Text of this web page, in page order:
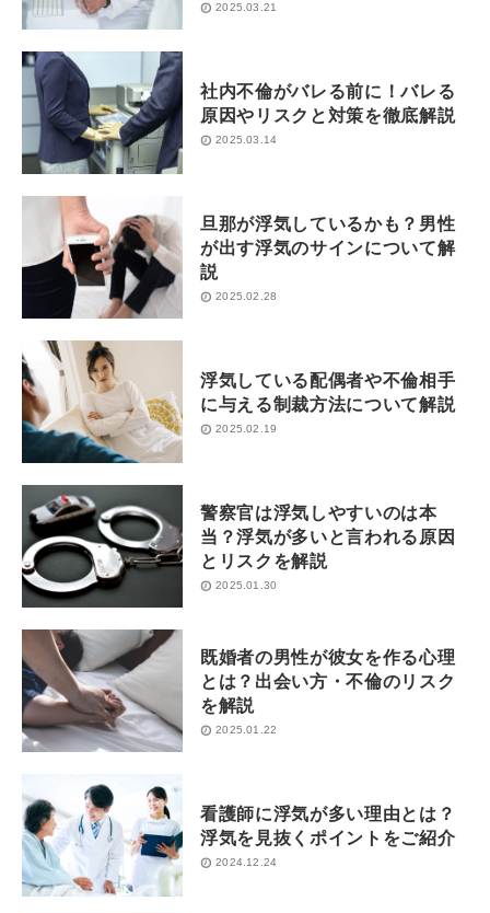
2025.03.21
社内不倫がバレる前に！バレる
原因やリスクと対策を徹底解説
2025.03.14
旦那が浮気しているかも？男性
が出す浮気のサインについて解
説
2025.02.28
浮気している配偶者や不倫相手
に与える制裁方法について解説
2025.02.19
警察官は浮気しやすいのは本
当？浮気が多いと言われる原因
とリスクを解説
2025.01.30
既婚者の男性が彼女を作る心理
とは？出会い方・不倫のリスク
を解説
2025.01.22
看護師に浮気が多い理由とは？
浮気を見抜くポイントをご紹介
2024.12.24